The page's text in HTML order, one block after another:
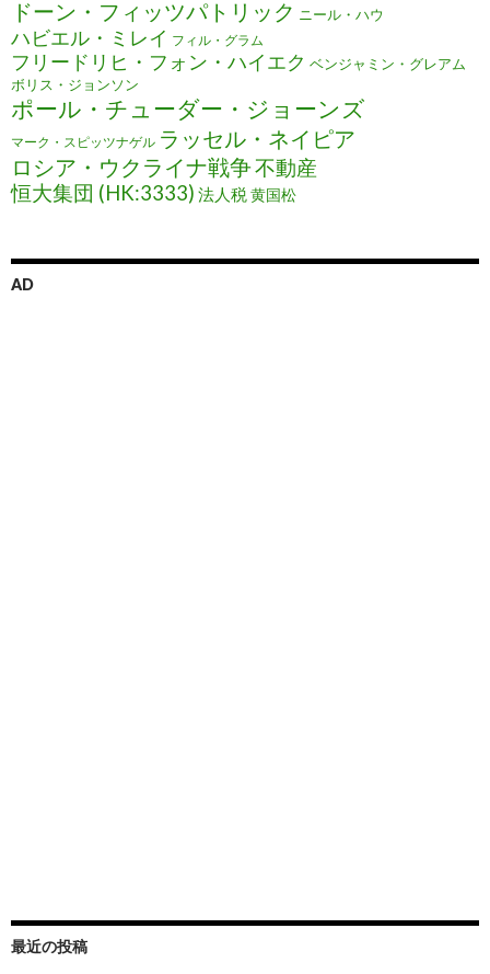
ドーン・フィッツパトリック ニール・ハウ
ハビエル・ミレイ フィル・グラム
フリードリヒ・フォン・ハイエク ベンジャミン・グレアム
ボリス・ジョンソン
ポール・チューダー・ジョーンズ
マーク・スピッツナゲル ラッセル・ネイピア
ロシア・ウクライナ戦争不動産
恒大集団 (HK:3333) 法人税黄国松
AD
最近の投稿